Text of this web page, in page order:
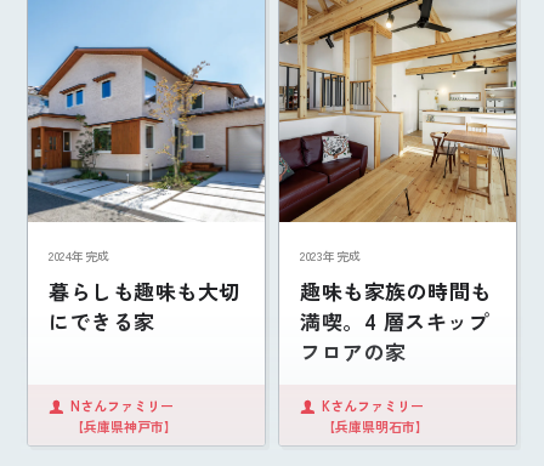
2024年完成
暮らしも趣味も大切
にできる家
Nさんファミリー
【兵庫県神戸市】
2023年完成
趣味も家族の時間も
満喫。4 層スキップ
フロアの家
Kさんファミリー
【兵庫県明石市】